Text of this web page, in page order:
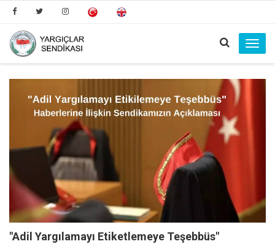
"Adil Yargılamayı Etiketlemeye Teşebbüs"